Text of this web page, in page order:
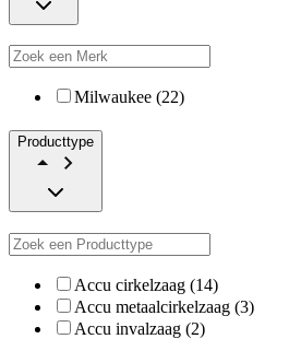
Milwaukee (22)
Producttype
Accu cirkelzaag (14)
Accu metaalcirkelzaag (3)
Accu invalzaag (2)